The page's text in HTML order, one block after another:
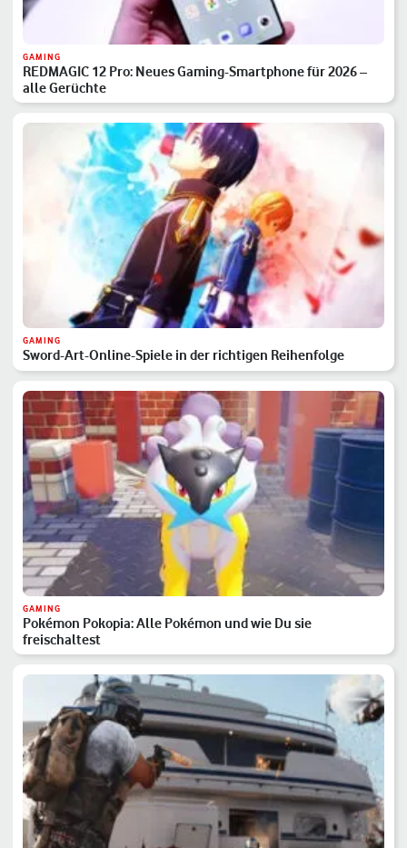
GAMING
REDMAGIC 12 Pro: Neues Gaming-Smartphone für 2026 –
alle Gerüchte
GAMING
Sword-Art-Online-Spiele in der richtigen Reihenfolge
GAMING
Pokémon Pokopia: Alle Pokémon und wie Du sie
freischaltest